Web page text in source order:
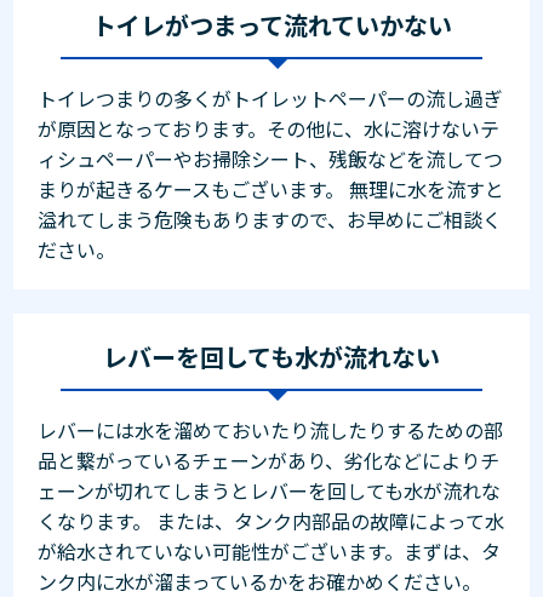
トイレがつまって流れていかない
トイレつまりの多くがトイレットペーパーの流し過ぎ
が原因となっております。その他に、水に溶けないテ
ィシュペーパーやお掃除シート、残飯などを流してつ
まりが起きるケースもございます。 無理に水を流すと
溢れてしまう危険もありますので、お早めにご相談く
ださい。
レバーを回しても水が流れない
レバーには水を溜めておいたり流したりするための部
品と繋がっているチェーンがあり、劣化などによりチ
ェーンが切れてしまうとレバーを回しても水が流れな
くなります。 または、タンク内部品の故障によって水
が給水されていない可能性がございます。まずは、タ
ンク内に水が溜まっているかをお確かめください。